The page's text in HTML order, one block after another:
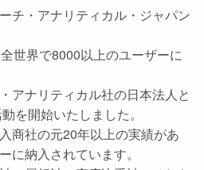
チ・アナリティカル・ジャパン
世界で8000以上のユーザーに
アナリティカル社の日本法人と
を開始いたしました。
商社の元20年以上の実績があ
に納入されています。